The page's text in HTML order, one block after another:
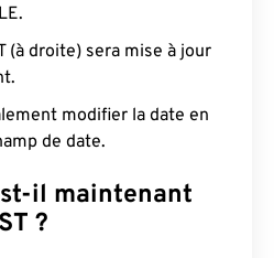
(à droite) sera mise à jour
modifier la date en
de date.
il maintenant
?